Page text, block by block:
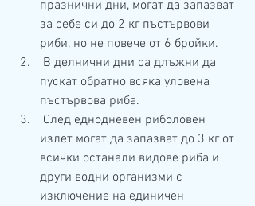
празнични дни, могат да запазват
за себе си до 2 кг пъстървови
риби, но не повече от 6 бройки.
пускат обратно всяка уловена
пъстървова риба.
излет могат да запазват до 3 кг от
всички останали видове риба и
други водни организми с
изключение на единичен